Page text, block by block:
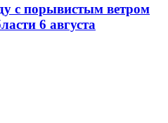
с порывистым ветром
6 августа